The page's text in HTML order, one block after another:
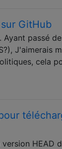
GitHub
passé
J'aimerais
cela
HEAD